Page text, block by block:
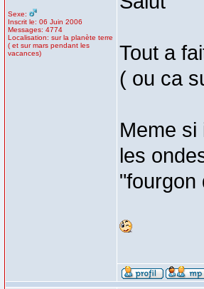
Sexe:
Inscrit le: 06 Juin 2006
Messages: 4774
Localisation: sur la planète terre
( et sur mars pendant les
vacances)
Tout a
( ou ca
Meme si
les
"fourgon